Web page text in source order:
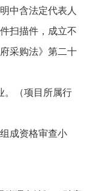
中含法定代表人
扫描件，成立不
采购法》第二十
（项目所属行
成资格审查小